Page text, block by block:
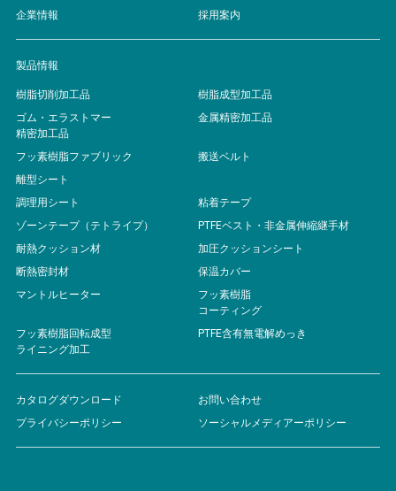
企業情報
採用案内
製品情報
樹脂切削加工品
樹脂成型加工品
ゴム・エラストマー
精密加工品
金属精密加工品
フッ素樹脂ファブリック
搬送ベルト
離型シート
調理用シート
粘着テープ
ゾーンテープ（テトライプ）
PTFEベスト・非金属伸縮継手材
耐熱クッション材
加圧クッションシート
断熱密封材
保温カバー
マントルヒーター
フッ素樹脂
コーティング
フッ素樹脂回転成型
ライニング加工
PTFE含有無電解めっき
カタログダウンロード
お問い合わせ
プライバシーポリシー
ソーシャルメディアーポリシー